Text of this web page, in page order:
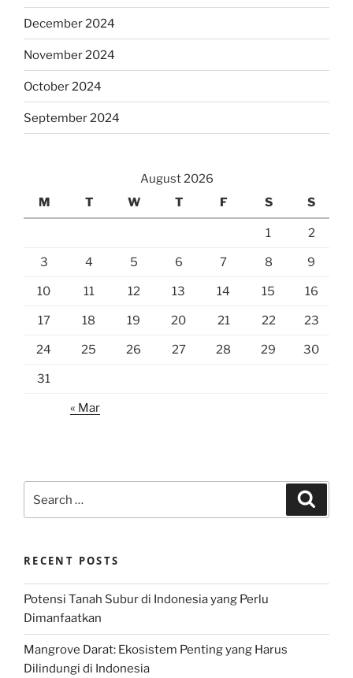
December 2024
November 2024
October 2024
September 2024
August 2026
M
T W T F S S
1 2
3 4 5 6 7 8 9
10 11 12 13 14 15 16
17 18 19 20 21 22 23
24 25 26 27 28 29 30
31
« Mar
for:
RECENT POSTS
Potensi Tanah Subur di Indonesia yang Perlu
Dimanfaatkan
Mangrove Darat: Ekosistem Penting yang Harus
Dilindungi di Indonesia